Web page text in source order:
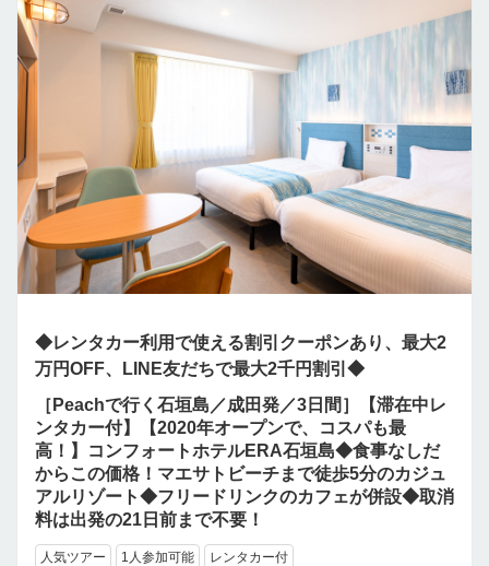
◆レンタカー利用で使える割引クーポンあり、最大2
万円OFF、LINE友だちで最大2千円割引◆
［Peachで行く石垣島／成田発／3日間］【滞在中レ
ンタカー付】【2020年オープンで、コスパも最
高！】コンフォートホテルERA石垣島◆食事なしだ
からこの価格！マエサトビーチまで徒歩5分のカジュ
アルリゾート◆フリードリンクのカフェが併設◆取消
料は出発の21日前まで不要！
人気ツアー 1人参加可能 レンタカー付